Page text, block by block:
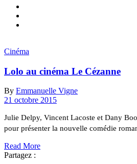
Cinéma
Lolo au cinéma Le Cézanne
By Emmanuelle Vigne
21 octobre 2015
Julie Delpy, Vincent Lacoste et Dany
pour présenter la nouvelle comédie
Read More
Partagez :